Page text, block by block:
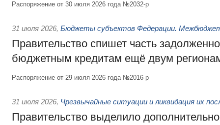
Распоряжение от 30 июля 2026 года №2032-р
31 июля 2026, Бюджеты субъектов Федерации.
Правительство спишет часть
бюджетным кредитам ещё двум
Распоряжение от 29 июля 2026 года №2016-р
31 июля 2026, Чрезвычайные ситуации и ликвидация их
Правительство выделило